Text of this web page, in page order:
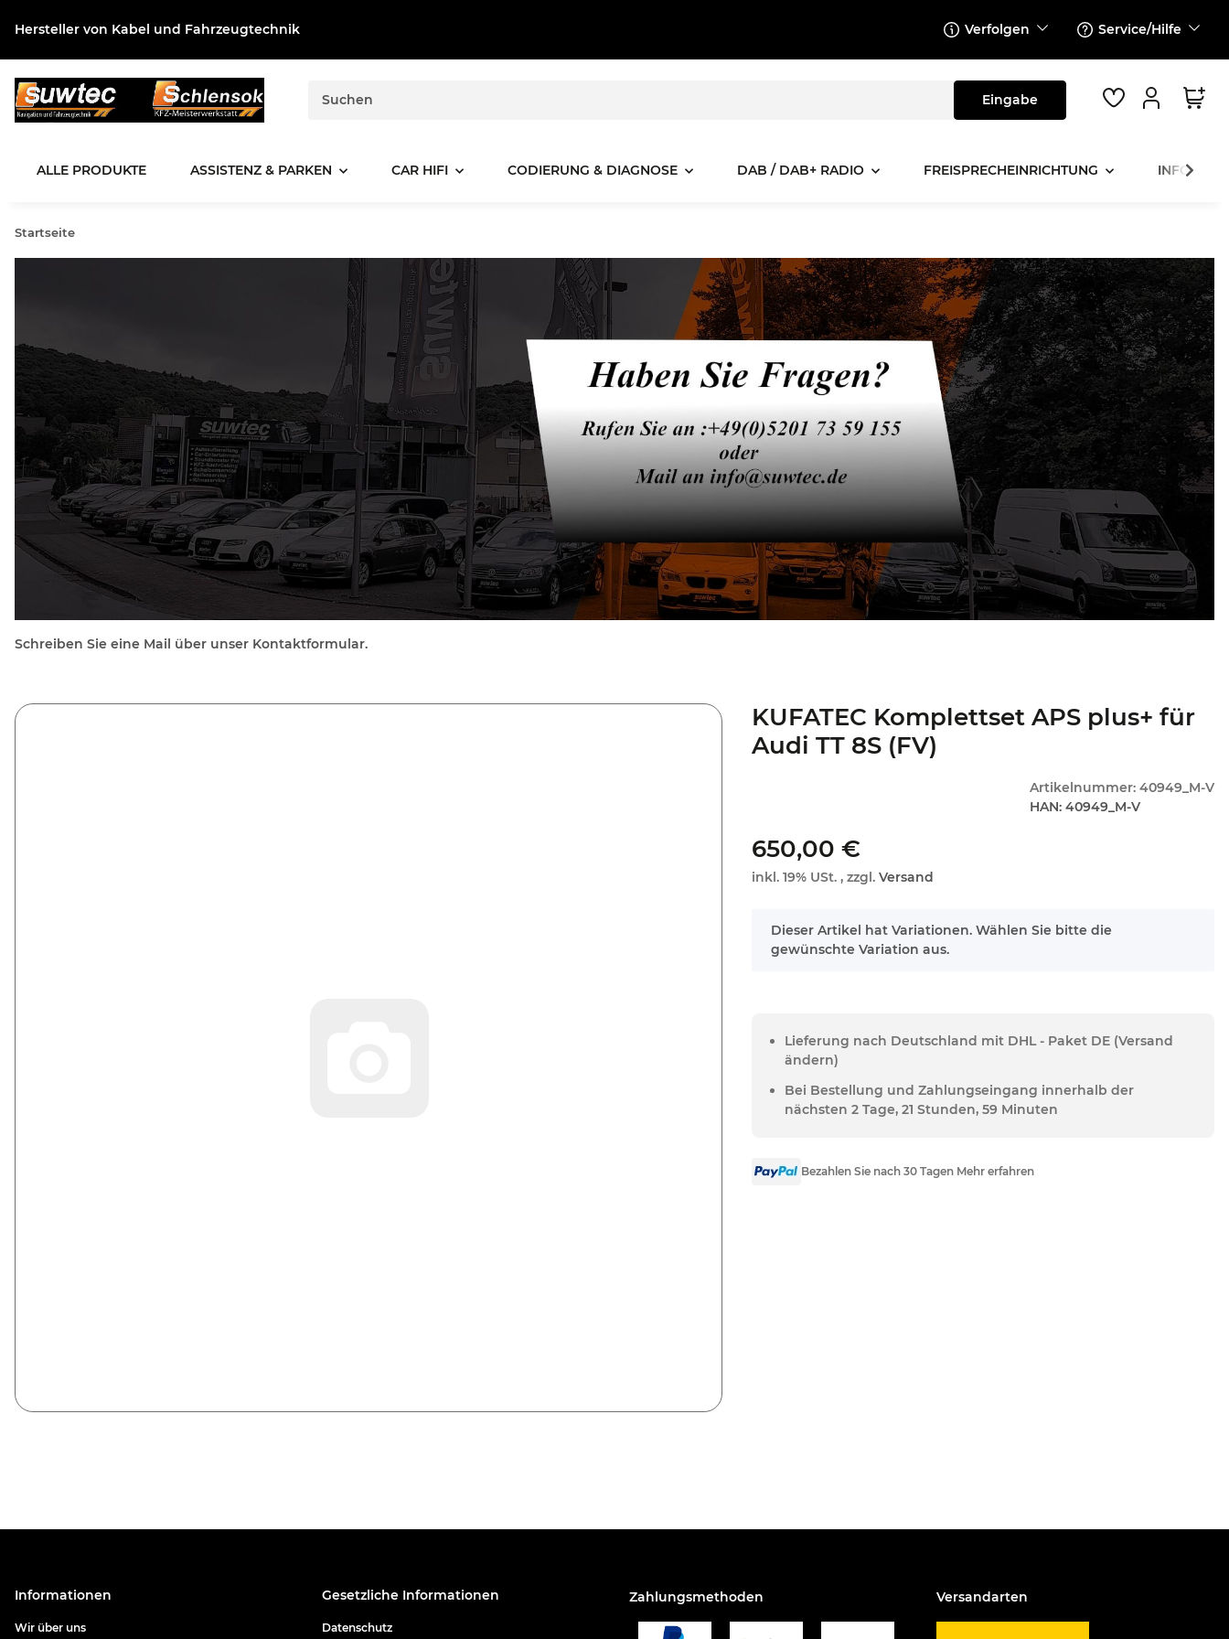
Hersteller von Kabel und Fahrzeugtechnik Verfolgen Service/Hilfe
ALLE PRODUKTE ASSISTENZ & PARKEN CAR HIFI CODIERUNG & DIAGNOSE DAB / DAB+ RADIO FREISPRECHEINRICHTUNG
Startseite
Schreiben Sie eine Mail über unser Kontaktformular.
KUFATEC Komplettset APS plus+ für
Audi TT 8S (FV)
Artikelnummer: 40949_M-V
HAN: 40949_M-V
650,00 €
inkl. 19% USt. , zzgl.Versand
x
Dieser Artikel hat Variationen. Wählen Sie bitte die
gewünschte Variation aus.
Lieferung nach Deutschland mit DHL - Paket DE (Versand
ändern)
Bei Bestellung und Zahlungseingang innerhalb der
nächsten 2 Tage, 21 Stunden, 59 Minuten
Bezahlen Sie nach 30 Tagen Mehr erfahren
Informationen
Wir über uns
Gesetzliche Informationen
Datenschutz
Zahlungsmethoden Versandarten